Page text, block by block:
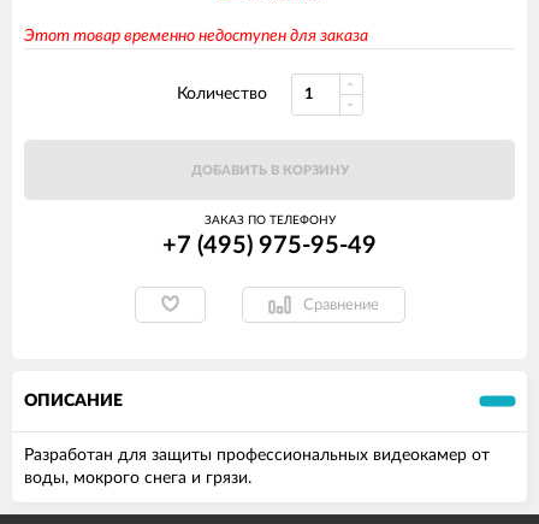
Этот товар временно недоступен для заказа
Количество
ДОБАВИТЬ В КОРЗИНУ
ЗАКАЗ ПО ТЕЛЕФОНУ
+7 (495) 975-95-49
Сравнение
ОПИСАНИЕ
Разработан для защиты профессиональных видеокамер от
воды, мокрого снега и грязи.